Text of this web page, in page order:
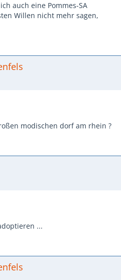
auch eine Pommes-SA
Willen nicht mehr sagen,
modischen dorf am rhein ?
...